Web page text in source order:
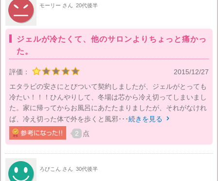
モーリー さん 20代後半
ジェルが冷たくて、他のサロンよりちょっと痛かっ
た。
評価：
2015/12/27
エタラビの安さにとびついて契約しましたが、ジェルがとっても
冷たい！！！ひんやりして、冬場は芯から冷え切ってしまいまし
た。家に帰ってからお風呂にあたたまりましたが、それがなけれ
ば、冷え切った体で外を歩くと風邪･･･続きを見る 
2 点
ろびこん さん 30代後半